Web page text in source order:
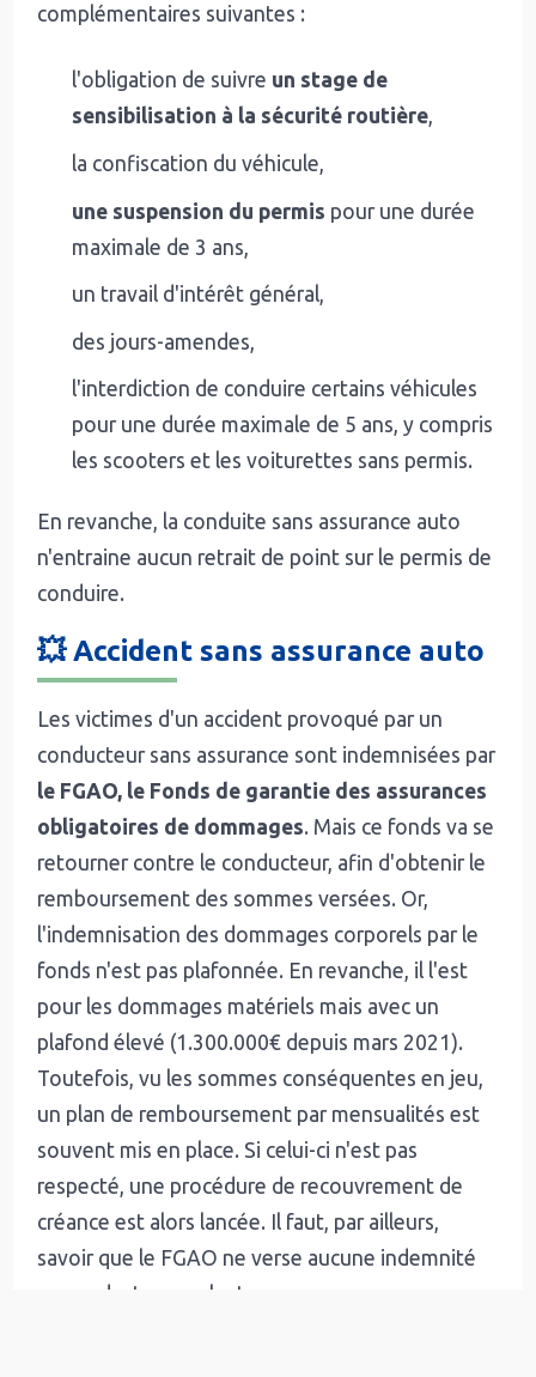
complémentaires suivantes :
l'obligation de suivre un stage de
sensibilisation à la sécurité routière,
la confiscation du véhicule,
une suspension du permis pour une durée
maximale de 3 ans,
un travail d'intérêt général,
des jours-amendes,
l'interdiction de conduire certains véhicules
pour une durée maximale de 5 ans, y compris
les scooters et les voiturettes sans permis.
En revanche, la conduite sans assurance auto
n'entraine aucun retrait de point sur le permis de
conduire.
💥 Accident sans assurance auto
Les victimes d'un accident provoqué par un
conducteur sans assurance sont indemnisées par
le FGAO, le Fonds de garantie des assurances
obligatoires de dommages. Mais ce fonds va se
retourner contre le conducteur, afin d'obtenir le
remboursement des sommes versées. Or,
l'indemnisation des dommages corporels par le
fonds n'est pas plafonnée. En revanche, il l'est
pour les dommages matériels mais avec un
plafond élevé (1.300.000€ depuis mars 2021).
Toutefois, vu les sommes conséquentes en jeu,
un plan de remboursement par mensualités est
souvent mis en place. Si celui-ci n'est pas
respecté, une procédure de recouvrement de
créance est alors lancée. Il faut, par ailleurs,
savoir que le FGAO ne verse aucune indemnité
au conducteur roulant sans assurance.